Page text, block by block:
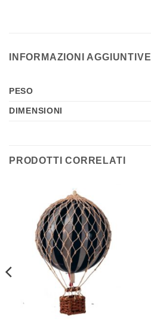
INFORMAZIONI AGGIUNTIVE
PESO
DIMENSIONI
PRODOTTI CORRELATI